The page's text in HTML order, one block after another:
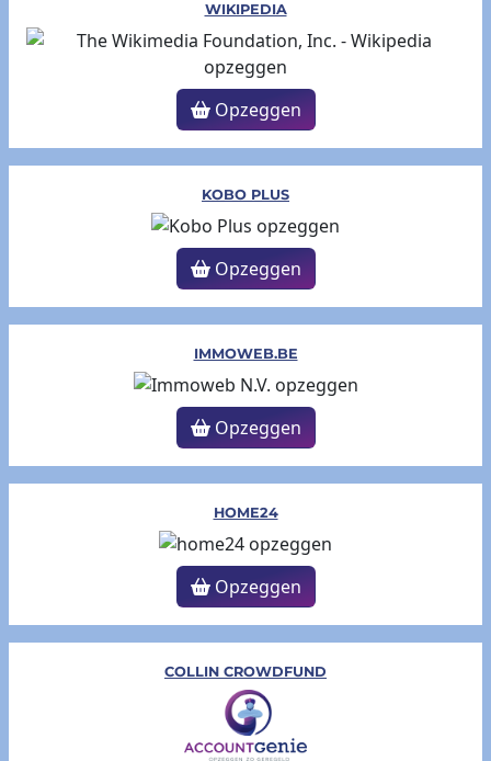
WIKIPEDIA
Opzeggen
KOBO PLUS
Opzeggen
IMMOWEB.BE
Opzeggen
HOME24
Opzeggen
COLLIN CROWDFUND